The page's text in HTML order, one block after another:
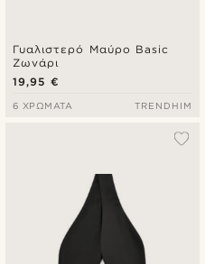
Γυαλιστερό Μαύρο Basic
Ζωνάρι
19,95 €
6 ΧΡΏΜΑΤΑ TRENDHIM